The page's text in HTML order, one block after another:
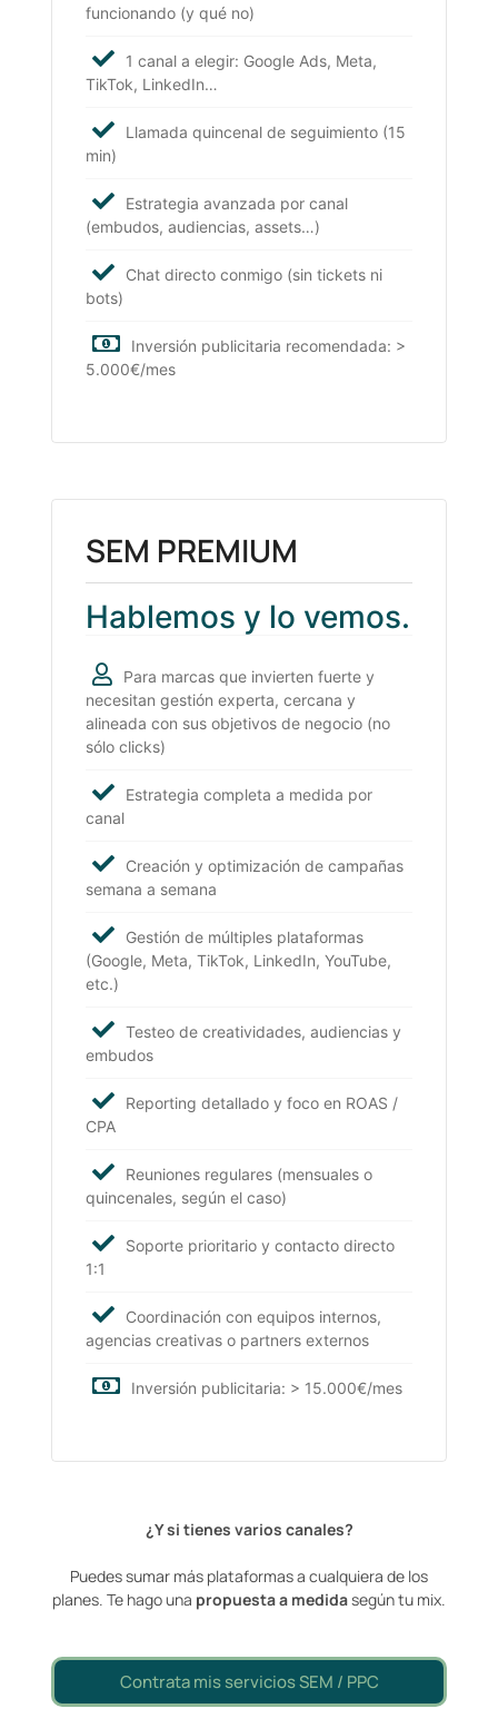
funcionando (y qué no)
1 canal a elegir: Google Ads, Meta,
TikTok, LinkedIn…
Llamada quincenal de seguimiento (15
min)
Estrategia avanzada por canal
(embudos, audiencias, assets…)
Chat directo conmigo (sin tickets ni
bots)
Inversión publicitaria recomendada: >
5.000€/mes
SEM PREMIUM
Hablemos y lo vemos.
Para marcas que invierten fuerte y
necesitan gestión experta, cercana y
alineada con sus objetivos de negocio (no
sólo clicks)
Estrategia completa a medida por
canal
Creación y optimización de campañas
semana a semana
Gestión de múltiples plataformas
(Google, Meta, TikTok, LinkedIn, YouTube,
etc.)
Testeo de creatividades, audiencias y
embudos
Reporting detallado y foco en ROAS /
CPA
Reuniones regulares (mensuales o
quincenales, según el caso)
Soporte prioritario y contacto directo
1:1
Coordinación con equipos internos,
agencias creativas o partners externos
Inversión publicitaria: > 15.000€/mes
¿Y si tienes varios canales?
Puedes sumar más plataformas a cualquiera de los
planes. Te hago una propuesta a medidasegún tu mix.
Contrata mis servicios SEM / PPC